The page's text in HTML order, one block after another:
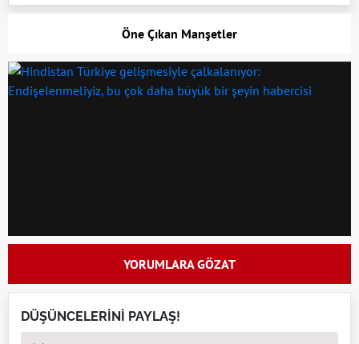
Öne Çıkan Manşetler
YORUMLARA GÖZAT
DÜŞÜNCELERİNİ PAYLAŞ!